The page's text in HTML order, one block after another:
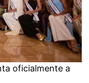
oficialmente a